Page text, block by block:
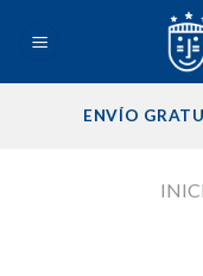
ENVÍO